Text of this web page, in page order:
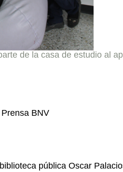
de la casa de estudio al
BNV
pública Oscar